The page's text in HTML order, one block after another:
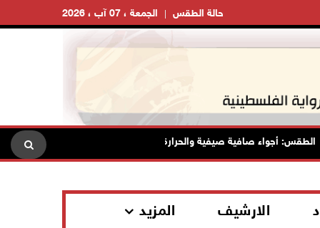
الجمعة ، 07 آب ، 2026 حالة الطقس
أجواء صافية صيفية والحرارة حول معدلها العام محافظة
الارشيف المزيد